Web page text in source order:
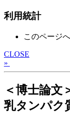
利用統計
このページ
CLOSE
»
＜博士論文
乳タンパク